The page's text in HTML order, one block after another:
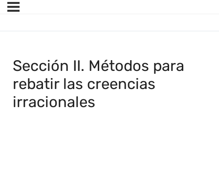
Sección II. Métodos para
rebatir las creencias
irracionales